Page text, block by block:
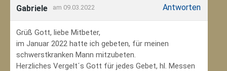
Gabriele am 09.03.2022 Antworten
Grüß Gott, liebe Mitbeter,
im Januar 2022 hatte ich gebeten, für meinen
schwerstkranken Mann mitzubeten.
Herzliches Vergelt´s Gott für jedes Gebet, hl. Messen